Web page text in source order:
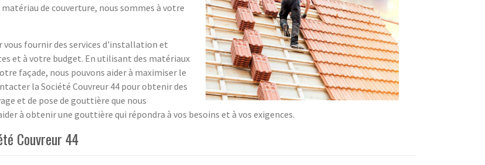
de couverture, nous sommes à votre
fournir des services d'installation et
et à votre budget. En utilisant des matériaux
façade, nous pouvons aider à maximiser le
la Société Couvreur 44 pour obtenir des
et de pose de gouttière que nous
à obtenir une gouttière qui répondra à vos besoins et à vos exigences.
Couvreur 44